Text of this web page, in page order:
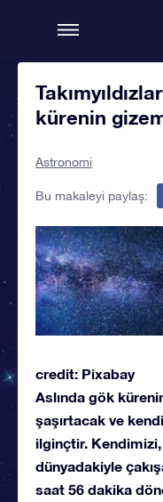
kürenin
Astronomi
Bu makaleyi paylaş:
credit: Pixabay
Aslında gök
şaşırtacak ve
ilginçtir. Kendimizi,
dünyadakiyle
saat 56 dakika